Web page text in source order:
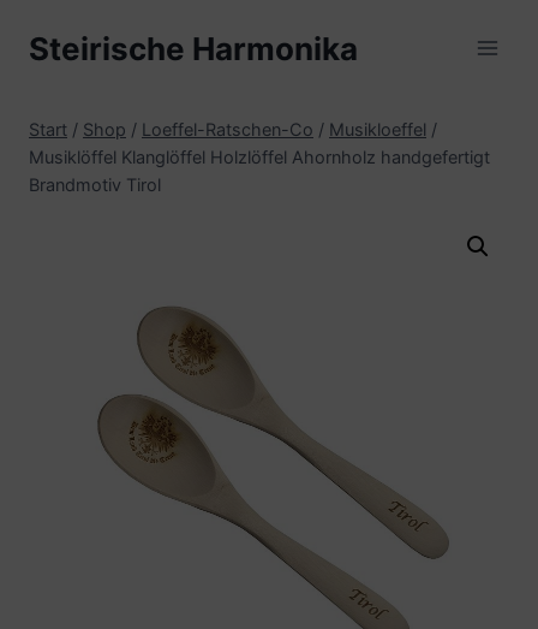
InhaltSteirische Harmonika
Start / Shop / Loeffel-Ratschen-Co / Musikloeffel /
Musiklöffel Klanglöffel Holzlöffel Ahornholz handgefertigt
Brandmotiv Tirol